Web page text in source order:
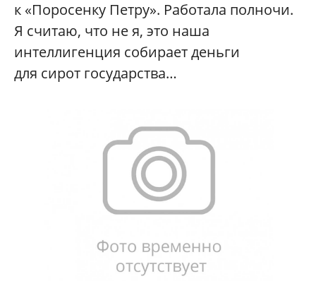
к «Поросенку Петру». Работала полночи.
Я считаю, что не я, это наша
интеллигенция собирает деньги
для сирот государства…